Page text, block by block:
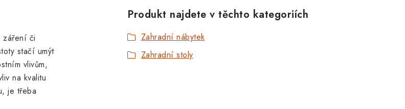
záření či
stačí umýt
vlivům,
na kvalitu
je třeba
Produkt najdete v těchto kategoriích
Zahradní nábytek
Zahradní stoly